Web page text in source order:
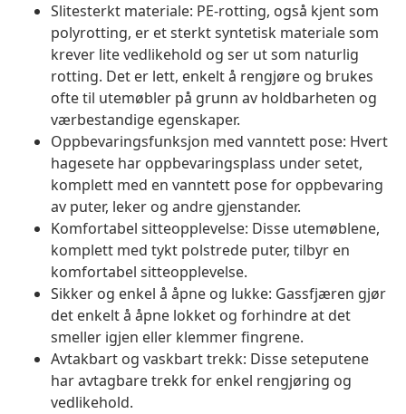
Slitesterkt materiale: PE-rotting, også kjent som
polyrotting, er et sterkt syntetisk materiale som
krever lite vedlikehold og ser ut som naturlig
rotting. Det er lett, enkelt å rengjøre og brukes
ofte til utemøbler på grunn av holdbarheten og
værbestandige egenskaper.
Oppbevaringsfunksjon med vanntett pose: Hvert
hagesete har oppbevaringsplass under setet,
komplett med en vanntett pose for oppbevaring
av puter, leker og andre gjenstander.
Komfortabel sitteopplevelse: Disse utemøblene,
komplett med tykt polstrede puter, tilbyr en
komfortabel sitteopplevelse.
Sikker og enkel å åpne og lukke: Gassfjæren gjør
det enkelt å åpne lokket og forhindre at det
smeller igjen eller klemmer fingrene.
Avtakbart og vaskbart trekk: Disse seteputene
har avtagbare trekk for enkel rengjøring og
vedlikehold.